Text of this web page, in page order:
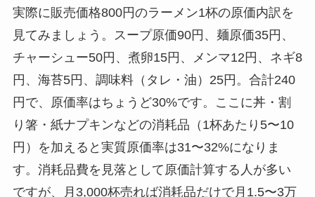
実際に販売価格800円のラーメン1杯の原価内訳を
見てみましょう。スープ原価90円、麺原価35円、
チャーシュー50円、煮卵15円、メンマ12円、ネギ8
円、海苔5円、調味料（タレ・油）25円。合計240
円で、原価率はちょうど30%です。ここに丼・割
り箸・紙ナプキンなどの消耗品（1杯あたり5〜10
円）を加えると実質原価率は31〜32%になりま
す。消耗品費を見落として原価計算する人が多い
ですが、月3,000杯売れば消耗品だけで月1.5〜3万